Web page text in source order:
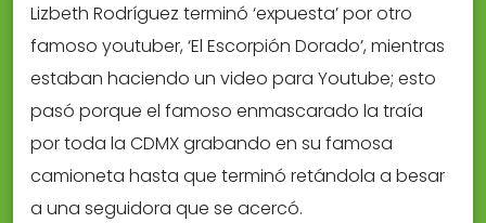
Lizbeth Rodríguez terminó ‘expuesta’ por otro
famoso youtuber, ‘El Escorpión Dorado’, mientras
estaban haciendo un video para Youtube; esto
pasó porque el famoso enmascarado la traía
por toda la CDMX grabando en su famosa
camioneta hasta que terminó retándola a besar
a una seguidora que se acercó.